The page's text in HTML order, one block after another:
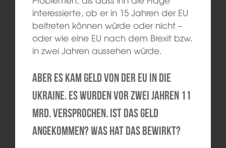
interessierte, ob er in 15 Jahren der EU
beitreten können würde oder nicht –
oder wie eine EU nach dem Brexit bzw.
in zwei Jahren aussehen würde.
Aber es kam Geld von der EU in die
Ukraine. Es wurden vor zwei Jahren 11
Mrd. versprochen. Ist das Geld
angekommen? Was hat das bewirkt?